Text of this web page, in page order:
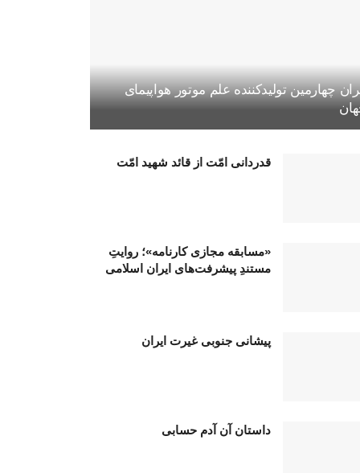
چهارمین تولیدکننده علم موتور هواپیمای
قدردانی امّت از قائد شهید امّت
«مسابقه مجازی کارنامه»؛ روایتِ
مستندِ پیشرفت‌های ایران اسلامی
پیشانی جنوبی غیرت ایران
داستان آن آدم حسابی